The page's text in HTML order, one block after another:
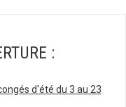
:
d'été du 3 au 23